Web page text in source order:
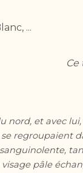
...
Ce
et avec lui,
regroupaient
pâle